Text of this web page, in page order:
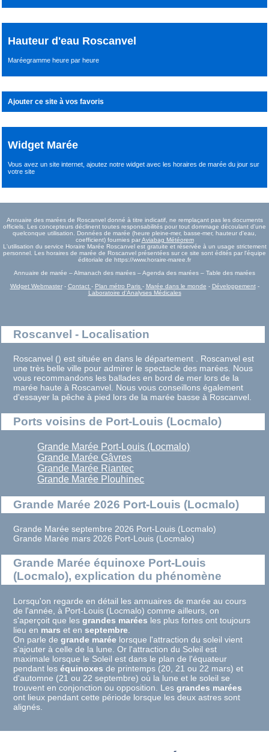
Hauteur d'eau Roscanvel
Maréegramme heure par heure
Ajouter ce site à vos favoris
Widget Marée
Vous avez un site internet,ajoutez notre widget avec les horaires de marée du joursur
votre site
Annuaire des marées de Roscanvel donné à titre indicatif, ne remplaçant pas les documents
officiels. Les concepteurs déclinent toutes responsabilités pour tout dommage découlant d'une
quelconque utilisation. Données de marée (heure pleine-mer, basse-mer, hauteur d'eau,
coefficient) fournies parAviabag Météorem
L'utilisation du service Horaire Marée Roscanvel est gratuite et réservée à un usage strictement
personnel. Les horaires de marée de Roscanvel présentées sur ce site sont édités par l'équipe
éditoriale de https://www.horaire-maree.fr
Annuaire de marée – Almanach des marées – Agenda des marées – Table des marées
Widget Webmaster- Contact - Plan métro Paris - Marée dans le monde - Développement-
Laboratoire d'Analyses Médicales
Roscanvel - Localisation
Roscanvel () est située en dans le département . Roscanvel est
une très belle ville pour admirer le spectacle des marées. Nous
vous recommandons les ballades en bord de mer lors de la
marée haute à Roscanvel. Nous vous conseillons également
d'essayer la pêche à pied lors de la marée basse à Roscanvel.
Ports voisins de Port-Louis (Locmalo)
Grande Marée Port-Louis (Locmalo)
Grande Marée Gâvres
Grande Marée Riantec
Grande Marée Plouhinec
Grande Marée 2026 Port-Louis (Locmalo)
Grande Marée septembre 2026 Port-Louis (Locmalo)
Grande Marée mars 2026 Port-Louis (Locmalo)
Grande Marée équinoxe Port-Louis
(Locmalo), explication du phénomène
Lorsqu'on regarde en détail les annuaires de marée au cours
de l'année, à Port-Louis (Locmalo) comme ailleurs, on
s'aperçoit que lesgrandes marées les plus fortes ont toujours
lieu en mars et enseptembre
On parle degrande marée lorsque l'attraction du soleil vient
s'ajouter à celle de la lune. Or l'attraction du Soleil est
maximale lorsque le Soleil est dans le plan de l'équateur
pendant leséquinoxes de printemps (20, 21 ou 22 mars) et
d'automne (21 ou 22 septembre) où la lune et le soleil se
trouvent en conjonction ou opposition. Lesgrandes marées
ont lieux pendant cette période lorsque les deux astres sont
alignés.